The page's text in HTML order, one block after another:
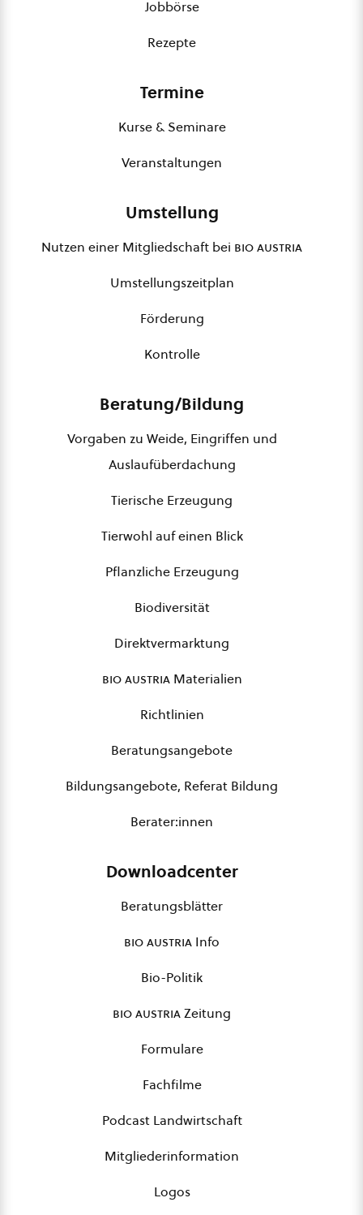
Jobbörse
Rezepte
Termine
Kurse & Seminare
Veranstaltungen
Umstellung
Nutzen einer Mitgliedschaft bei bio austria
Umstellungszeitplan
Förderung
Kontrolle
Beratung/Bildung
Vorgaben zu Weide, Eingriffen und
Auslaufüberdachung
Tierische Erzeugung
Tierwohl auf einen Blick
Pflanzliche Erzeugung
Biodiversität
Direktvermarktung
bio austriaMaterialien
Richtlinien
Beratungsangebote
Bildungsangebote, Referat Bildung
Berater:innen
Downloadcenter
Beratungsblätter
bio austria Info
Bio-Politik
bio austriaZeitung
Formulare
Fachfilme
Podcast Landwirtschaft
Mitgliederinformation
Logos